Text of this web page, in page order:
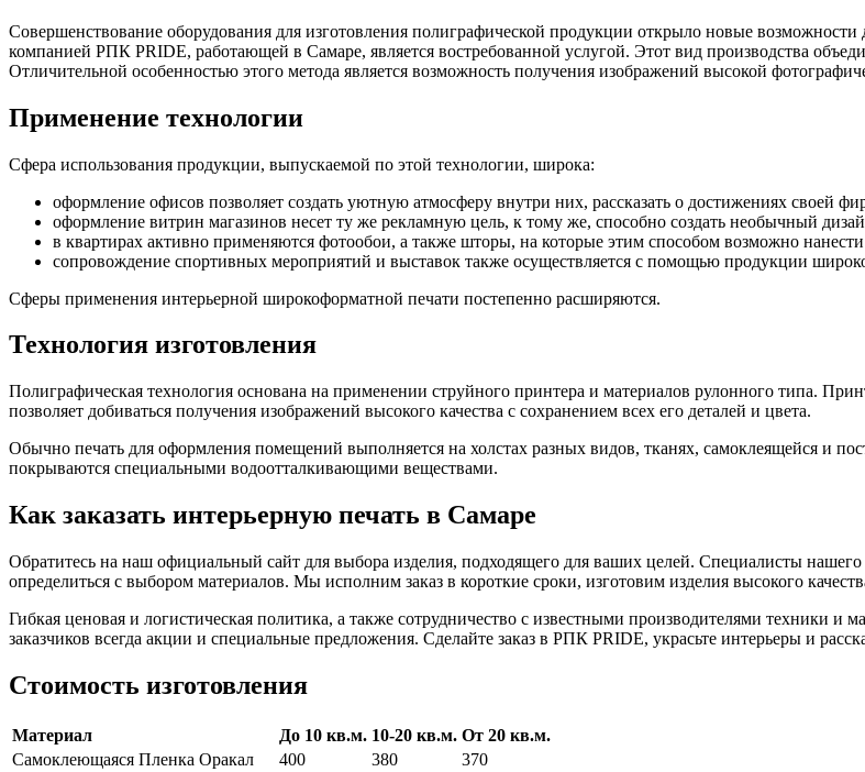
Совершенствование оборудования для изготовления полиграфической продукции открыло новые
компанией РПК PRIDE, работающей в Самаре, является востребованной услугой. Этот вид производства
Отличительной особенностью этого метода является возможность получения изображений высокой
Применение технологии
Сфера использования продукции, выпускаемой по этой технологии, широка:
оформление офисов позволяет создать уютную атмосферу внутри них, рассказать о достижениях своей
оформление витрин магазинов несет ту же рекламную цель, к тому же, способно создать необычный
в квартирах активно применяются фотообои, а также шторы, на которые этим способом возможно
сопровождение спортивных мероприятий и выставок также осуществляется с помощью продукции
Сферы применения интерьерной широкоформатной печати постепенно расширяются.
Технология изготовления
Полиграфическая технология основана на применении струйного принтера и материалов рулонного типа.
позволяет добиваться получения изображений высокого качества с сохранением всех его деталей и цвета.
Обычно печать для оформления помещений выполняется на холстах разных видов, тканях, самоклеящейся и
покрываются специальными водоотталкивающими веществами.
Как заказать интерьерную печать в Самаре
Обратитесь на наш официальный сайт для выбора изделия, подходящего для ваших целей. Специалисты
определиться с выбором материалов. Мы исполним заказ в короткие сроки, изготовим изделия высокого
Гибкая ценовая и логистическая политика, а также сотрудничество с известными производителями техники и
заказчиков всегда акции и специальные предложения. Сделайте заказ в РПК PRIDE, украсьте интерьеры и
Стоимость изготовления
Материал До 10 кв.м. 10-20 кв.м. От 20 кв.м.
Самоклеющаяся Пленка Оракал
400 380
370